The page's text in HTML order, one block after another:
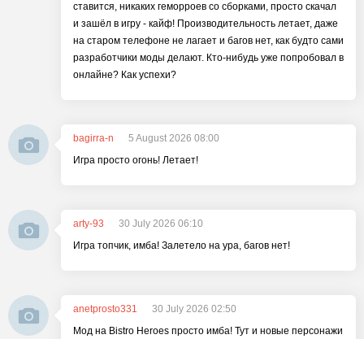
ставится, никаких геморроев со сборками, просто скачал
и зашёл в игру - кайф! Производительность летает, даже
на старом телефоне не лагает и багов нет, как будто сами
разработчики моды делают. Кто-нибудь уже попробовал в
онлайне? Как успехи?
bagirra-n
5 August 2026 08:00
Игра просто огонь! Летает!
arty-93
30 July 2026 06:10
Игра топчик, имба! Залетело на ура, багов нет!
anetprosto331
30 July 2026 02:50
Мод на Bistro Heroes просто имба! Тут и новые персонажи